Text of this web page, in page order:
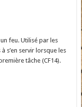
feu. Utilisé par les
s’en servir lorsque les
tâche (CF14).